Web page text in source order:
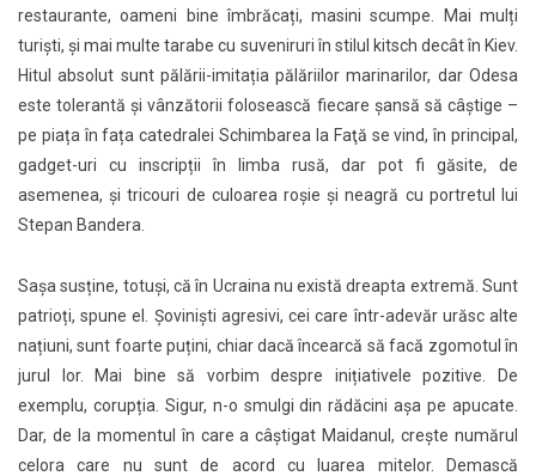
restaurante, oameni bine îmbrăcați, masini scumpe. Mai mulți
turiști, și mai multe tarabe cu suveniruri în stilul kitsch decât în Kiev.
Hitul absolut sunt pălării-imitația pălăriilor marinarilor, dar Odesa
este tolerantă și vânzătorii folosească fiecare șansă să câștige –
pe piața în fața catedralei Schimbarea la Faţă se vind, în principal,
gadget-uri cu inscripții în limba rusă, dar pot fi găsite, de
asemenea, și tricouri de culoarea roșie și neagră cu portretul lui
Stepan Bandera.
Sașa susține, totuși, că în Ucraina nu există dreapta extremă. Sunt
patrioți, spune el. Șoviniști agresivi, cei care într-adevăr urăsc alte
națiuni, sunt foarte puțini, chiar dacă încearcă să facă zgomotul în
jurul lor. Mai bine să vorbim despre inițiativele pozitive. De
exemplu, corupția. Sigur, n-o smulgi din rădăcini așa pe apucate.
Dar, de la momentul în care a câștigat Maidanul, crește numărul
celora care nu sunt de acord cu luarea mitelor. Demască